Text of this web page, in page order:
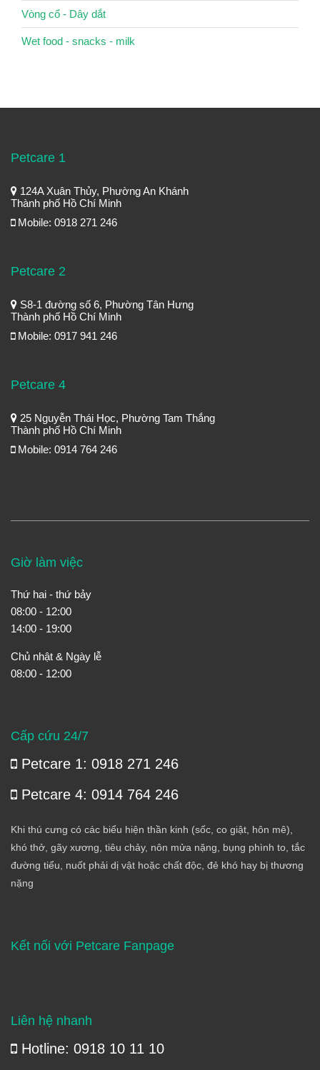
Vòng cổ - Dây dắt
Wet food - snacks - milk
Petcare 1
124A Xuân Thủy, Phường An Khánh
Thành phố Hồ Chí Minh
Mobile: 0918 271 246
Petcare 2
S8-1 đường số 6, Phường Tân Hưng
Thành phố Hồ Chí Minh
Mobile: 0917 941 246
Petcare 4
25 Nguyễn Thái Học, Phường Tam Thắng
Thành phố Hồ Chí Minh
Mobile: 0914 764 246
Giờ làm việc
Thứ hai - thứ bảy
08:00 - 12:00
14:00 - 19:00
Chủ nhật & Ngày lễ
08:00 - 12:00
Cấp cứu 24/7
Petcare 1: 0918 271 246
Petcare 4: 0914 764 246
Khi thú cưng có các biểu hiện thần kinh (sốc, co giật, hôn mê),
khó thở, gãy xương, tiêu chảy, nôn mửa nặng, bụng phình to, tắc
đường tiểu, nuốt phải dị vật hoặc chất độc, đẻ khó hay bị thương
nặng
Kết nối với Petcare Fanpage
Liên hệ nhanh
Hotline: 0918 10 11 10